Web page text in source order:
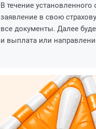
В течение установленного
заявление в свою
все документы. Далее
и выплата или